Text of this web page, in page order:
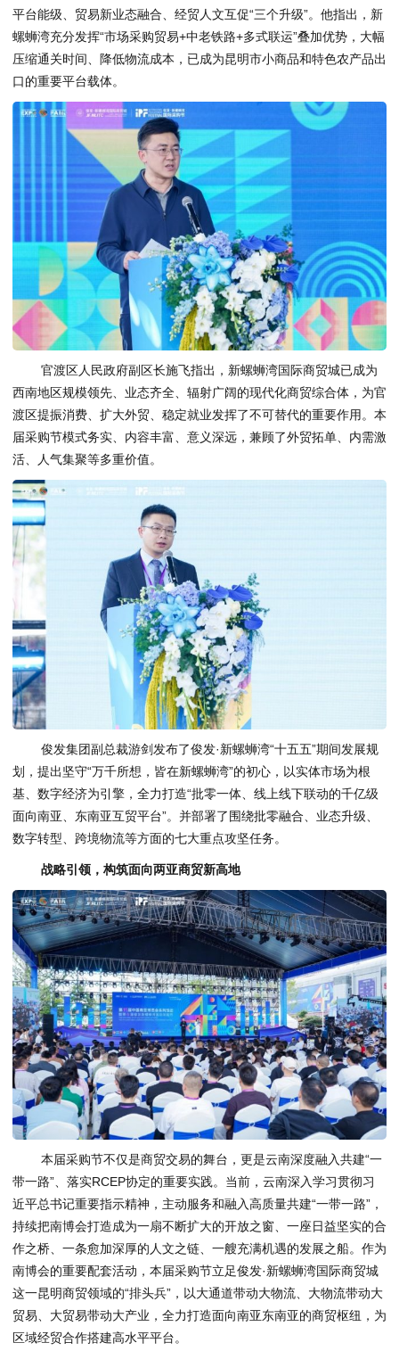
平台能级、贸易新业态融合、经贸人文互促“三个升级”。他指出，新
螺蛳湾充分发挥“市场采购贸易+中老铁路+多式联运”叠加优势，大幅
压缩通关时间、降低物流成本，已成为昆明市小商品和特色农产品出
口的重要平台载体。
官渡区人民政府副区长施飞指出，新螺蛳湾国际商贸城已成为
西南地区规模领先、业态齐全、辐射广阔的现代化商贸综合体，为官
渡区提振消费、扩大外贸、稳定就业发挥了不可替代的重要作用。本
届采购节模式务实、内容丰富、意义深远，兼顾了外贸拓单、内需激
活、人气集聚等多重价值。
俊发集团副总裁游剑发布了俊发·新螺蛳湾“十五五”期间发展规
划，提出坚守“万千所想，皆在新螺蛳湾”的初心，以实体市场为根
基、数字经济为引擎，全力打造“批零一体、线上线下联动的千亿级
面向南亚、东南亚互贸平台”。并部署了围绕批零融合、业态升级、
数字转型、跨境物流等方面的七大重点攻坚任务。
战略引领，构筑面向两亚商贸新高地
本届采购节不仅是商贸交易的舞台，更是云南深度融入共建“一
带一路”、落实RCEP协定的重要实践。当前，云南深入学习贯彻习
近平总书记重要指示精神，主动服务和融入高质量共建“一带一路”，
持续把南博会打造成为一扇不断扩大的开放之窗、一座日益坚实的合
作之桥、一条愈加深厚的人文之链、一艘充满机遇的发展之船。作为
南博会的重要配套活动，本届采购节立足俊发·新螺蛳湾国际商贸城
这一昆明商贸领域的“排头兵”，以大通道带动大物流、大物流带动大
贸易、大贸易带动大产业，全力打造面向南亚东南亚的商贸枢纽，为
区域经贸合作搭建高水平平台。